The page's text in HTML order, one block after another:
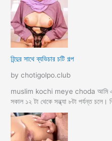
হিন্দুর সাথে ব্যভিচার চটি গল্প
by chotigolpo.club
muslim kochi meye choda আমি একটা
সকাল ১২ টা থেকে সন্ধ্যা ৮টা পর্যন্ত চলে।